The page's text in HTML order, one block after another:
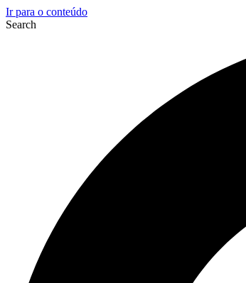
Ir para o conteúdo
Search